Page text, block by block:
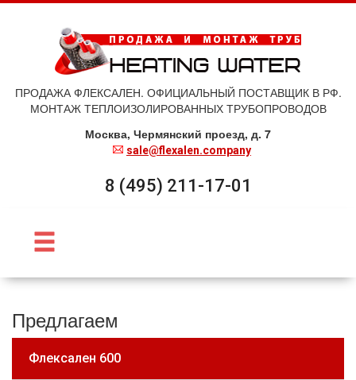
ПРОДАЖА ФЛЕКСАЛЕН. ОФИЦИАЛЬНЫЙ ПОСТАВЩИК В РФ.
МОНТАЖ ТЕПЛОИЗОЛИРОВАННЫХ ТРУБОПРОВОДОВ
Москва, Чермянский проезд, д. 7
sale@flexalen.company
8 (495) 211-17-01
Предлагаем
Флексален 600